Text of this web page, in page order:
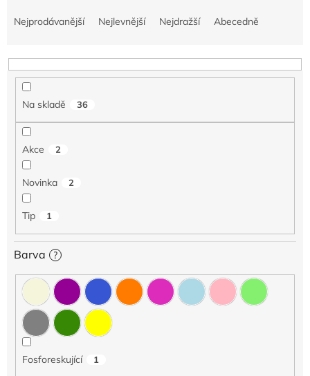
n
Nejprodávanější Nejlevnější Nejdražší Abecedně
Na skladě 36
Akce 2
Novinka 2
Tip 1
Barva ?
Fosforeskující 1